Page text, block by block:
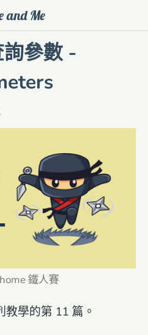
and Me
參數 -
鐵人賽
學的第 11 篇。